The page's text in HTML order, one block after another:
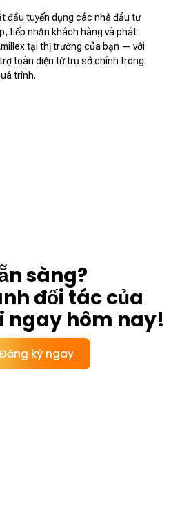
đầu tuyển dụng các nhà đầu tư
tiếp nhận khách hàng và phát
tại thị trường của bạn — với
toàn diện từ trụ sở chính trong
trình.
sàng?
đối tác của
ngay hôm nay!
Đăng ký ngay